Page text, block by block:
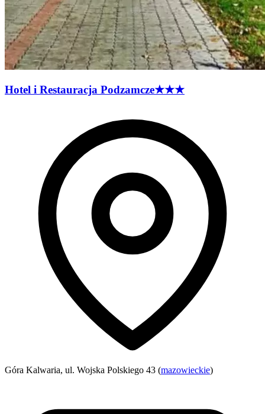
Hotel i Restauracja Podzamcze★★★
Góra Kalwaria, ul. Wojska Polskiego 43 (mazowieckie)